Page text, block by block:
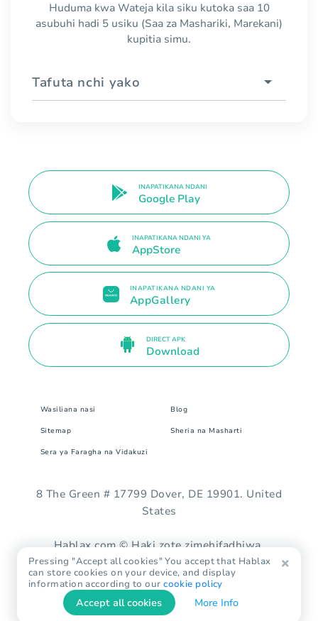
Huduma kwa Wateja kila siku kutoka saa 10
asubuhi hadi 5 usiku (Saa za Mashariki, Marekani)
kupitia simu.
Tafuta nchi yako
INAPATIKANA NDANI
Google Play
INAPATIKANA NDANI YA
AppStore
INAPATIKANA NDANI YA
AppGallery
DIRECT APK
Download
Wasiliana nasi Blog
Sitemap Sheria na Masharti
Sera ya Faragha na Vidakuzi
8 The Green # 17799 Dover, DE 19901. United
States
Hablax.com © Haki zote zimehifadhiwa.
Pressing "Accept all cookies" You accept that Hablax
can store cookies on your device, and display
information according to ourcookie policy
Accept all cookies More Info